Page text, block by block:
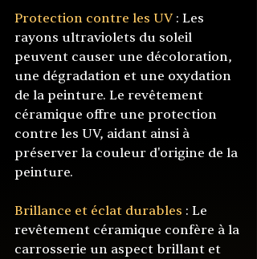
Protection contre les UV : Les
rayons ultraviolets du soleil
peuvent causer une décoloration,
une dégradation et une oxydation
de la peinture. Le revêtement
céramique offre une protection
contre les UV, aidant ainsi à
préserver la couleur d'origine de la
peinture.
Brillance et éclat durables : Le
revêtement céramique confère à la
carrosserie un aspect brillant et